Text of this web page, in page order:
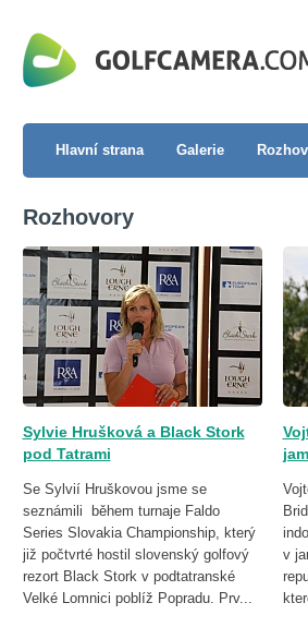
Hlavní strana Galerie
Rozhovory
Sylvie Hrušková a Black Stork
pod Tatrami
Se Sylvií Hruškovou jsme se
seznámili během turnaje Faldo
Series Slovakia Championship, který
již počtvrté hostil slovenský golfový
rezort Black Stork v podtatranské
Velké Lomnici poblíž Popradu. Prv...
v